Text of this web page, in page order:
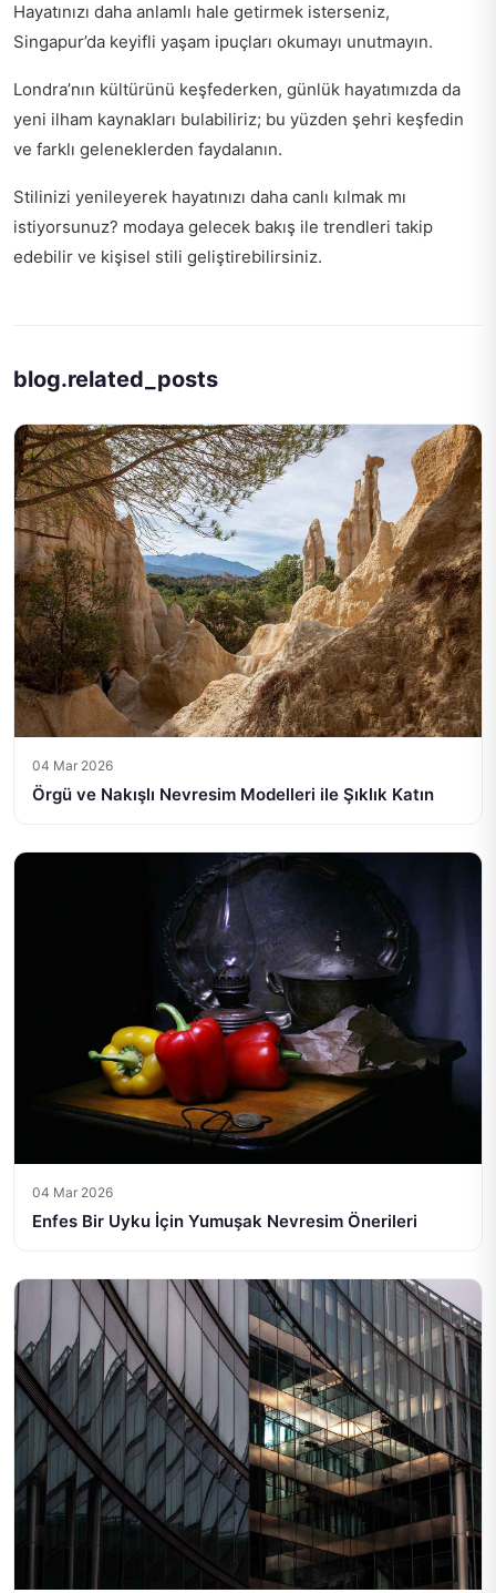
Hayatınızı daha anlamlı hale getirmek isterseniz,
Singapur’da keyifli yaşam ipuçları okumayı unutmayın.
Londra’nın kültürünü keşfederken, günlük hayatımızda da
yeni ilham kaynakları bulabiliriz; bu yüzden şehri keşfedin
ve farklı geleneklerden faydalanın.
Stilinizi yenileyerek hayatınızı daha canlı kılmak mı
istiyorsunuz? modaya gelecek bakış ile trendleri takip
edebilir ve kişisel stili geliştirebilirsiniz.
blog.related_posts
04 Mar 2026
Örgü ve Nakışlı Nevresim Modelleri ile Şıklık Katın
04 Mar 2026
Enfes Bir Uyku İçin Yumuşak Nevresim Önerileri